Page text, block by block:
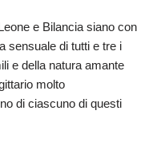
e Bilancia siano con
sensuale di tutti e tre i
e della natura amante
molto
di ciascuno di questi